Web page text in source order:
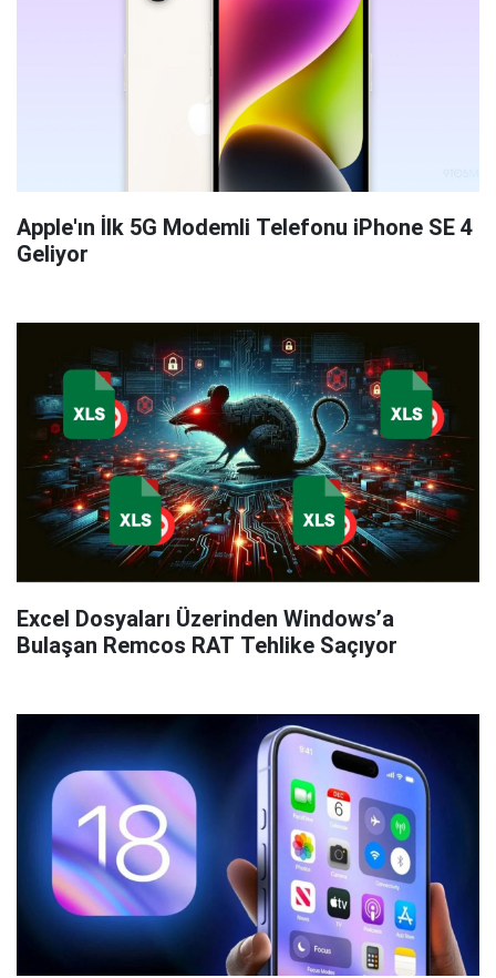
Apple'ın İlk 5G Modemli Telefonu iPhone SE 4
Geliyor
Excel Dosyaları Üzerinden Windows’a
Bulaşan Remcos RAT Tehlike Saçıyor